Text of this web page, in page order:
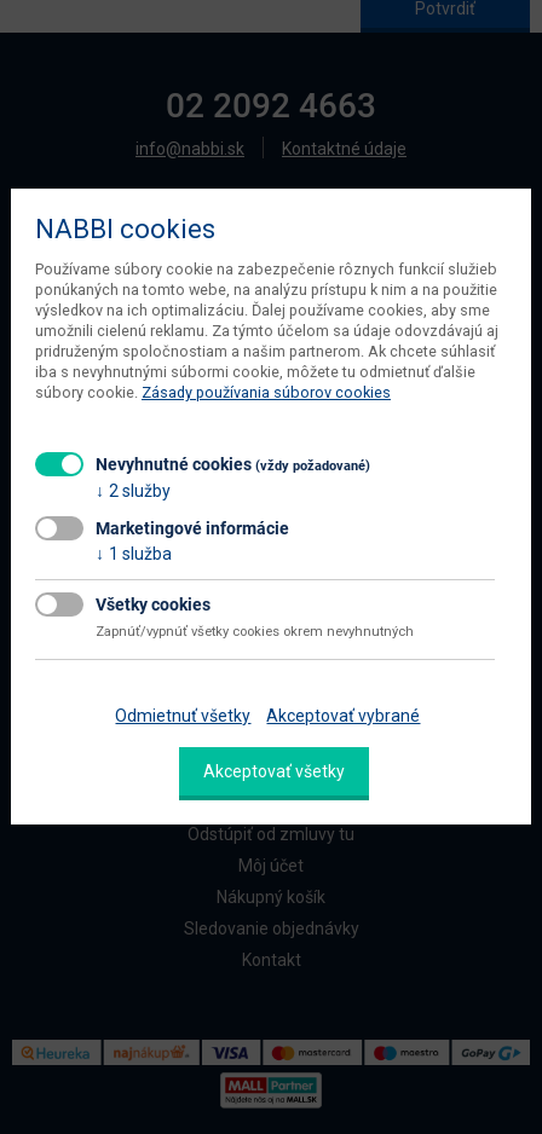
02 2092 4663
info@nabbi.sk Kontaktné údaje
O SPOLOČNOSTI
O našej spoločnosti
Obchodné podmienky
Ochrana osobných údajov
Blog
Všetko o nákupe
Najčastejšie otázky
Doprava a platba
ZÁKAZNÍCI
Reklamačný formulár
Odstúpiť od zmluvy tu
Môj účet
Nákupný košík
Sledovanie objednávky
Kontakt
NABBI cookies
Používame súbory cookie na zabezpečenie rôznych funkcií služieb
ponúkaných na tomto webe, na analýzu prístupu k nim a na použitie
výsledkov na ich optimalizáciu. Ďalej používame cookies, aby sme
umožnili cielenú reklamu. Za týmto účelom sa údaje odovzdávajú aj
pridruženým spoločnostiam a našim partnerom. Ak chcete súhlasiť
iba s nevyhnutnými súbormi cookie, môžete tu odmietnuť ďalšie
súbory cookie. Zásady používania súborov cookies
Nevyhnutné cookies (vždy požadované)
2 služby
Marketingové informácie
1 služba
Všetky cookies
Zapnúť/vypnúť všetky cookies okrem nevyhnutných
Odmietnuť všetky Akceptovať vybrané
Akceptovať všetky